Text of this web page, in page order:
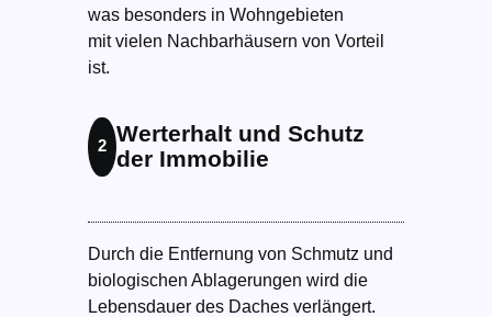
was besonders in Wohngebieten
mit vielen Nachbarhäusern von Vorteil
ist.
2 Werterhalt und Schutz
der Immobilie
Durch die Entfernung von Schmutz und
biologischen Ablagerungen wird die
Lebensdauer des Daches verlängert.